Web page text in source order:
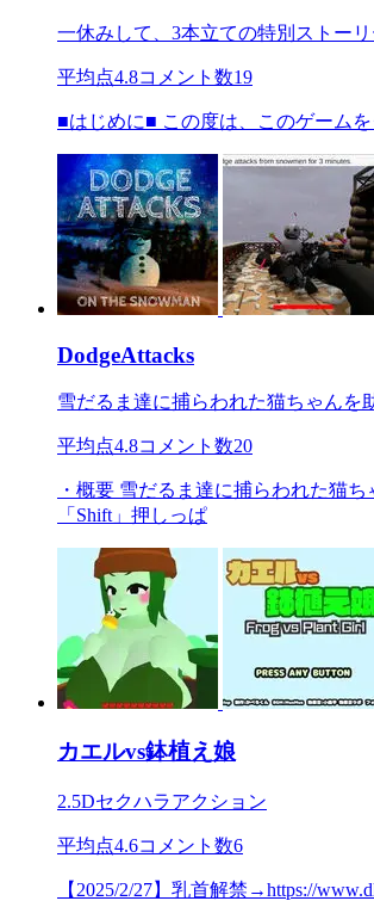
一休みして、3本立ての特別ストー
平均点4.8コメント数19
■はじめに■ この度は、このゲーム
DodgeAttacks
雪だるま達に捕らわれた猫ちゃんを
平均点4.8コメント数20
・概要 雪だるま達に捕らわれた猫
「Shift」押しっぱ
カエルvs鉢植え娘
2.5Dセクハラアクション
平均点4.6コメント数6
【2025/2/27】乳首解禁→https://